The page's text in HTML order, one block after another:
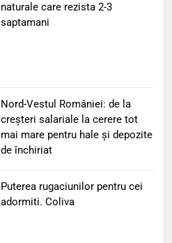
naturale care rezista 2-3
saptamani
Nord-Vestul României: de la
creșteri salariale la cerere tot
mai mare pentru hale și depozite
de închiriat
Puterea rugaciunilor pentru cei
adormiti. Coliva